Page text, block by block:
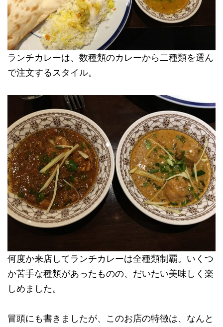
ランチカレーは、数種類のカレーから二種類を選ん
で注文するスタイル。
何度か来店してランチカレーは全種類制覇。いくつ
か苦手な種類があったものの、だいたい美味しく楽
しめました。
冒頭にも書きましたが、このお店の特徴は、なんと